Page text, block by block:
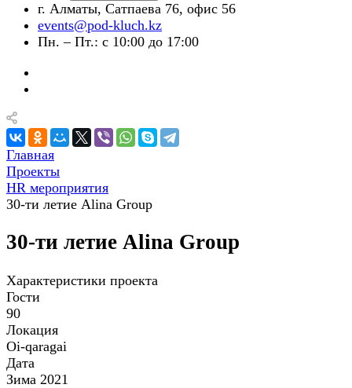
г. Алматы, Сатпаева 76, офис 56
events@pod-kluch.kz
Пн. – Пт.: с 10:00 до 17:00
Главная
Проекты
HR мероприятия
30-ти летие Alina Group
30-ти летие Alina Group
Характеристики проекта
Гости
90
Локация
Oi-qaragai
Дата
Зима 2021